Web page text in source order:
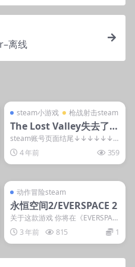
离线
steam小游戏
steam小游戏
枪战射击steam
The Lost Valley失去了山
谷
steam账号页面结尾↓↓↓↓↓↓
游戏的故事: 隐藏内容 本内容...
4 年前 359
动作冒险steam
永恒空间2/EVERSPACE 2
关于这款游戏 你将在《EVERSPAC
E 2》这款快节奏的单人太空射击
游戏中扮演...
3 年前 815 1